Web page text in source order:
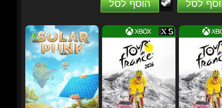
-32%
₪108.76ils
₪74.42 -19%
₪236.46ils
₪191.62 -27%